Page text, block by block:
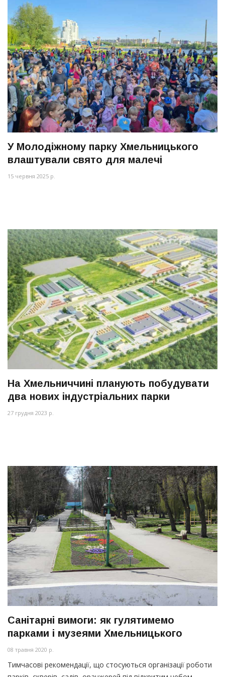
У Молодіжному парку Хмельницького
влаштували свято для малечі
15 червня 2025 р.
На Хмельниччині планують побудувати
два нових індустріальних парки
27 грудня 2023 р.
Санітарні вимоги: як гулятимемо
парками і музеями Хмельницького
08 травня 2020 р.
Тимчасові рекомендації, що стосуються організації роботи